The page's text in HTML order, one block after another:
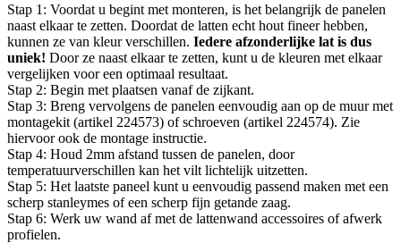
Stap 1: Voordat u begint met monteren, is het belangrijk de panelen
naast elkaar te zetten. Doordat de latten echt hout fineer hebben,
kunnen ze van kleur verschillen. Iedere afzonderlijke lat is dus
uniek! Door ze naast elkaar te zetten, kunt u de kleuren met elkaar
vergelijken voor een optimaal resultaat.
Stap 2: Begin met plaatsen vanaf de zijkant.
Stap 3: Breng vervolgens de panelen eenvoudig aan op de muur met
montagekit (artikel 224573) of schroeven (artikel 224574). Zie
hiervoor ook de montage instructie.
Stap 4: Houd 2mm afstand tussen de panelen, door
temperatuurverschillen kan het vilt lichtelijk uitzetten.
Stap 5: Het laatste paneel kunt u eenvoudig passend maken met een
scherp stanleymes of een scherp fijn getande zaag.
Stap 6: Werk uw wand af met de lattenwand accessoires of afwerk
profielen.